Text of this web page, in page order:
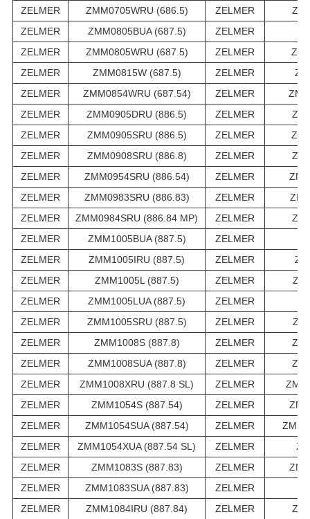
ZELMER
ZMM0705WRU (686.5) ZELMER
ZELMER
ZMM0805BUA (687.5) ZELMER
ZELMER
ZMM0805WRU (687.5) ZELMER
ZELMER
ZMM0815W (687.5) ZELMER
ZELMER
ZMM0854WRU (687.54) ZELMER
ZELMER
ZMM0905DRU (886.5) ZELMER
ZELMER
ZMM0905SRU (886.5) ZELMER
ZELMER
ZMM0908SRU (886.8) ZELMER
ZELMER
ZMM0954SRU (886.54) ZELMER
ZELMER
ZMM0983SRU (886.83) ZELMER
ZELMER
ZMM0984SRU (886.84 MP) ZELMER
ZELMER
ZMM1005BUA (887.5) ZELMER
ZELMER
ZMM1005IRU (887.5) ZELMER
ZELMER
ZMM1005L (887.5) ZELMER
ZELMER
ZMM1005LUA (887.5) ZELMER
ZELMER
ZMM1005SRU (887.5) ZELMER
ZELMER
ZMM1008S (887.8) ZELMER
ZELMER
ZMM1008SUA (887.8) ZELMER
ZELMER
ZMM1008XRU (887.8 SL) ZELMER
ZELMER
ZMM1054S (887.54) ZELMER
ZELMER
ZMM1054SUA (887.54) ZELMER
ZELMER
ZMM1054XUA (887.54 SL) ZELMER
ZELMER
ZMM1083S (887.83) ZELMER
ZELMER
ZMM1083SUA (887.83) ZELMER
ZELMER
ZMM1084IRU (887.84) ZELMER